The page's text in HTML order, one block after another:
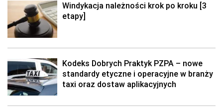
Windykacja należności krok po kroku [3
etapy]
Kodeks Dobrych Praktyk PZPA – nowe
standardy etyczne i operacyjne w branży
taxi oraz dostaw aplikacyjnych